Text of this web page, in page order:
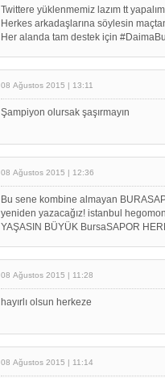
Twittere yüklenmemiz lazım tt yapalım.
Herkes arkadaşlarına söylesin
Her alanda tam destek için
08 Ağustos 2015 | 13:11
Şampiyon olursak şaşırmayın
08 Ağustos 2015 | 12:36
Bu sene kombine almayan
yeniden yazacağız! istanbul
YAŞASIN BÜYÜK BursaSAPOR
08 Ağustos 2015 | 11:28
hayırlı olsun herkeze
08 Ağustos 2015 | 11:14